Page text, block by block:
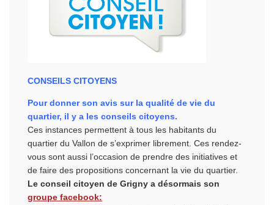
CONSEILS CITOYENS
Pour donner son avis sur la qualité de vie du
quartier, il y a les conseils citoyens.
Ces instances permettent à tous les habitants du
quartier du Vallon de s’exprimer librement. Ces rendez-
vous sont aussi l’occasion de prendre des initiatives et
de faire des propositions concernant la vie du quartier.
Le conseil citoyen de Grigny a désormais son
groupe facebook: